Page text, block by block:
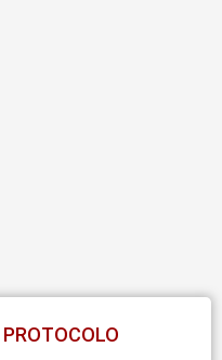
PROTOCOLO